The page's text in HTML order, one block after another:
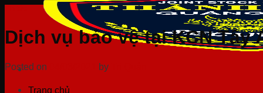
Trang chủ
Dịch vụ bảo vệ tại KCN Tây
Posted on by